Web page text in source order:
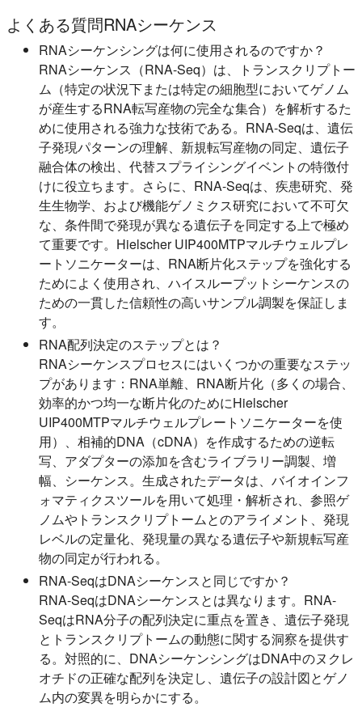
よくある質問RNAシーケンス
RNAシーケンシングは何に使用されるのですか？
RNAシーケンス（RNA-Seq）は、トランスクリプトー
ム（特定の状況下または特定の細胞型においてゲノム
が産生するRNA転写産物の完全な集合）を解析するた
めに使用される強力な技術である。RNA-Seqは、遺伝
子発現パターンの理解、新規転写産物の同定、遺伝子
融合体の検出、代替スプライシングイベントの特徴付
けに役立ちます。さらに、RNA-Seqは、疾患研究、発
生生物学、および機能ゲノミクス研究において不可欠
な、条件間で発現が異なる遺伝子を同定する上で極め
て重要です。Hielscher UIP400MTPマルチウェルプレ
ートソニケーターは、RNA断片化ステップを強化する
ためによく使用され、ハイスループットシーケンスの
ための一貫した信頼性の高いサンプル調製を保証しま
す。
RNA配列決定のステップとは？
RNAシーケンスプロセスにはいくつかの重要なステッ
プがあります：RNA単離、RNA断片化（多くの場合、
効率的かつ均一な断片化のためにHielscher
UIP400MTPマルチウェルプレートソニケーターを使
用）、相補的DNA（cDNA）を作成するための逆転
写、アダプターの添加を含むライブラリー調製、増
幅、シーケンス。生成されたデータは、バイオインフ
ォマティクスツールを用いて処理・解析され、参照ゲ
ノムやトランスクリプトームとのアライメント、発現
レベルの定量化、発現量の異なる遺伝子や新規転写産
物の同定が行われる。
RNA-SeqはDNAシーケンスと同じですか？
RNA-SeqはDNAシーケンスとは異なります。RNA-
SeqはRNA分子の配列決定に重点を置き、遺伝子発現
とトランスクリプトームの動態に関する洞察を提供す
る。対照的に、DNAシーケンシングはDNA中のヌクレ
オチドの正確な配列を決定し、遺伝子の設計図とゲノ
ム内の変異を明らかにする。